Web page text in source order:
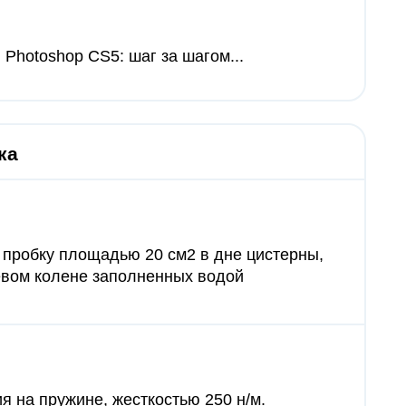
CS5: шаг за шагом...
площадью 20 см2 в дне цистерны,
колене заполненных водой
на пружине, жесткостью 250 н/м.